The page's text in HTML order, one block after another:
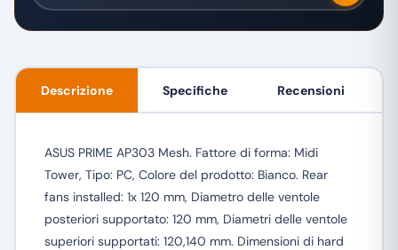
Descrizione Specifiche Recensioni
ASUS PRIME AP303 Mesh. Fattore di forma: Midi
Tower, Tipo: PC, Colore del prodotto: Bianco. Rear
fans installed: 1x 120 mm, Diametro delle ventole
posteriori supportato: 120 mm, Diametri delle ventole
superiori supportati: 120,140 mm. Dimensioni di hard